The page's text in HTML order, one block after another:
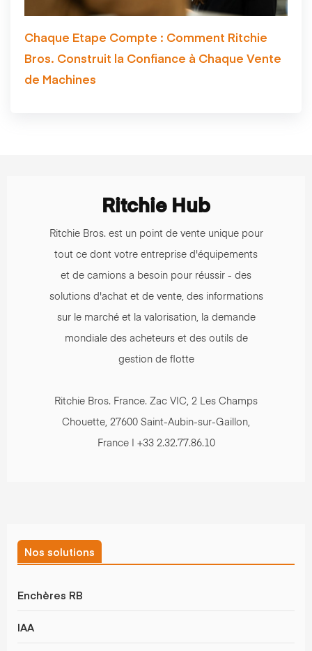
Chaque Etape Compte : Comment Ritchie
Bros. Construit la Confiance à Chaque Vente
de Machines
Ritchie Hub
Ritchie Bros. est un point de vente unique pour
tout ce dont votre entreprise d'équipements
et de camions a besoin pour réussir - des
solutions d'achat et de vente, des informations
sur le marché et la valorisation, la demande
mondiale des acheteurs et des outils de
gestion de flotte
Ritchie Bros. France. Zac VIC, 2 Les Champs
Chouette, 27600 Saint-Aubin-sur-Gaillon,
France | +33 2.32.77.86.10
Nos solutions
Enchères RB
IAA